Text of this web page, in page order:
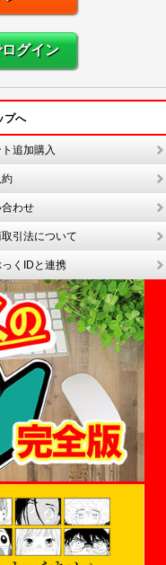
グイン
プへ
追加購入
わせ
引法について
くIDと連携